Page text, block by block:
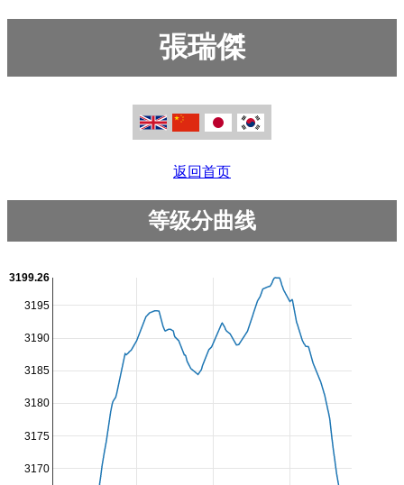
張瑞傑
返回首页
等级分曲线
3170
3175
3180
3185
3190
3195
3199.26